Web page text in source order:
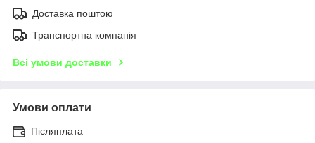
Доставка поштою
Транспортна компанія
Всі умови доставки
Умови оплати
Післяплата